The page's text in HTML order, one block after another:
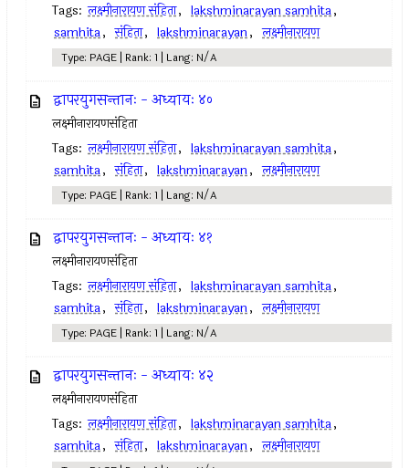
Tags: लक्ष्मीनारायण संहिता, lakshminarayan samhita,
samhita, संहिता, lakshminarayan, लक्ष्मीनारायण
Type: PAGE | Rank: 1 | Lang: N/A
द्वापरयुगसन्तानः - अध्यायः ४०
लक्ष्मीनारायणसंहिता
Tags: लक्ष्मीनारायण संहिता, lakshminarayan samhita,
samhita, संहिता, lakshminarayan, लक्ष्मीनारायण
Type: PAGE | Rank: 1 | Lang: N/A
द्वापरयुगसन्तानः - अध्यायः ४१
लक्ष्मीनारायणसंहिता
Tags: लक्ष्मीनारायण संहिता, lakshminarayan samhita,
samhita, संहिता, lakshminarayan, लक्ष्मीनारायण
Type: PAGE | Rank: 1 | Lang: N/A
द्वापरयुगसन्तानः - अध्यायः ४२
लक्ष्मीनारायणसंहिता
Tags: लक्ष्मीनारायण संहिता, lakshminarayan samhita,
samhita, संहिता, lakshminarayan, लक्ष्मीनारायण